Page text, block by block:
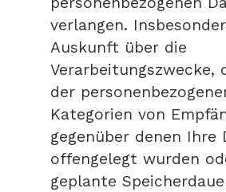
verlangen.
Auskunft über die
Verarbeitungszwecke,
der
Kategorien von
gegenüber denen Ihre
offengelegt wurden
geplante